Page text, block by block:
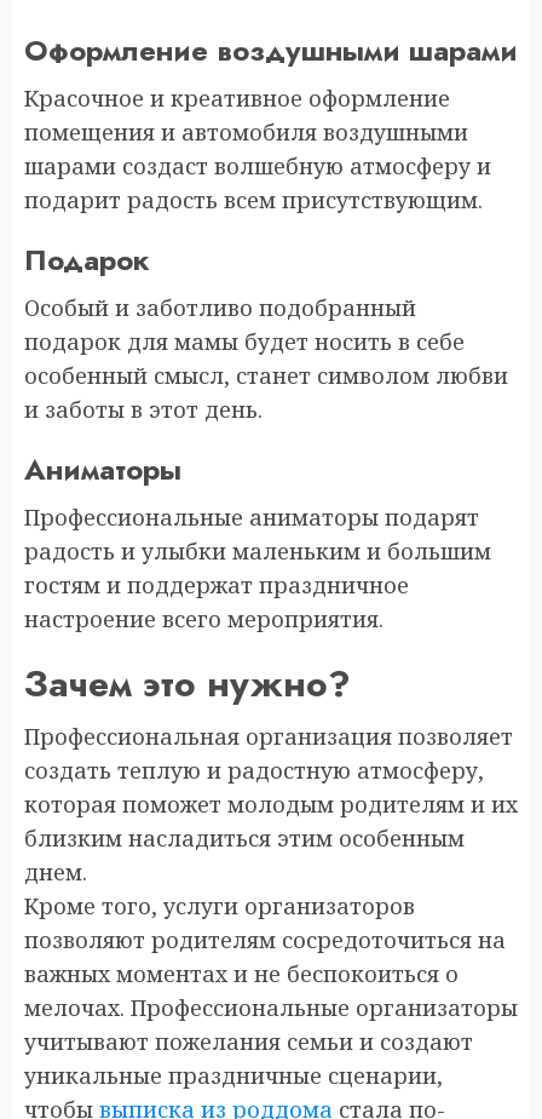
Оформление воздушными шарами
Красочное и креативное оформление
помещения и автомобиля воздушными
шарами создаст волшебную атмосферу и
подарит радость всем присутствующим.
Подарок
Особый и заботливо подобранный
подарок для мамы будет носить в себе
особенный смысл, станет символом любви
и заботы в этот день.
Аниматоры
Профессиональные аниматоры подарят
радость и улыбки маленьким и большим
гостям и поддержат праздничное
настроение всего мероприятия.
Зачем это нужно?
Профессиональная организация позволяет
создать теплую и радостную атмосферу,
которая поможет молодым родителям и их
близким насладиться этим особенным
днем.
Кроме того, услуги организаторов
позволяют родителям сосредоточиться на
важных моментах и не беспокоиться о
мелочах. Профессиональные организаторы
учитывают пожелания семьи и создают
уникальные праздничные сценарии,
чтобы выписка из роддома стала по-